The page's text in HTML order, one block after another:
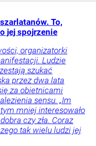
To,
jej spojrzenie
organizatorki
Ludzie
szukać
przez dwa lata
za obietnicami
sensu. „Im
mniej interesowało
czy zła. Coraz
tak wielu ludzi jej